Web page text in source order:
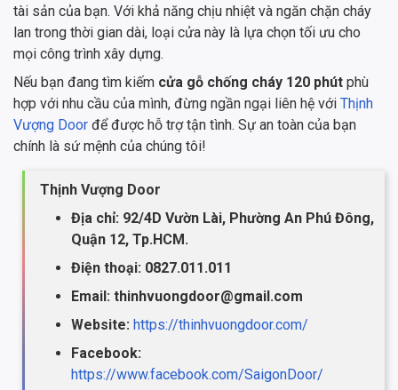
tài sản của bạn. Với khả năng chịu nhiệt và ngăn chặn cháy
lan trong thời gian dài, loại cửa này là lựa chọn tối ưu cho
mọi công trình xây dựng.
Nếu bạn đang tìm kiếm cửa gỗ chống cháy 120 phút phù
hợp với nhu cầu của mình, đừng ngần ngại liên hệ với Thịnh
Vượng Door để được hỗ trợ tận tình. Sự an toàn của bạn
chính là sứ mệnh của chúng tôi!
Thịnh Vượng Door
Địa chỉ: 92/4D Vườn Lài, Phường An Phú Đông,
Quận 12, Tp.HCM.
Điện thoại: 0827.011.011
Email: thinhvuongdoor@gmail.com
Website: https://thinhvuongdoor.com/
Facebook:
https://www.facebook.com/SaigonDoor/